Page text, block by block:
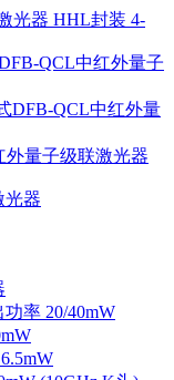
光器 HHL封装 4-
QCL中红外量子
DFB-QCL中红外量
外量子级联激光器
光器
功率 20/40mW